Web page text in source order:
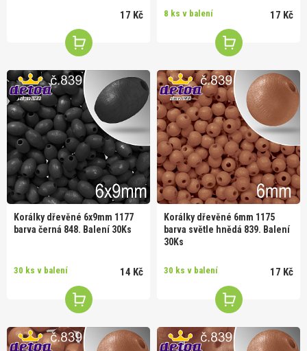
17 Kč 8 ks v balení 17 Kč
Korálky dřevěné 6x9mm 1177
barva černá 848. Balení 30Ks
30 ks v balení 14 Kč
Korálky dřevěné 6mm 1175
barva světle hnědá 839. Balení
30Ks
30 ks v balení 17 Kč